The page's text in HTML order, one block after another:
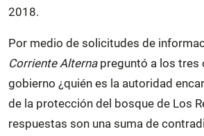
2018.
Por medio de solicitudes de
Corriente Alternapreguntó a los tres
gobierno ¿quién es la autoridad
de la protección del bosque de Los
respuestas son una suma de